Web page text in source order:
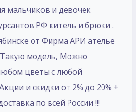
мальчиков и девочек
РФ китель и брюки .
от Фирма АРИ ателье
Такую модель, Mожно
цветы с любой
и скидки от 2% до 20% +
по всей России !!!